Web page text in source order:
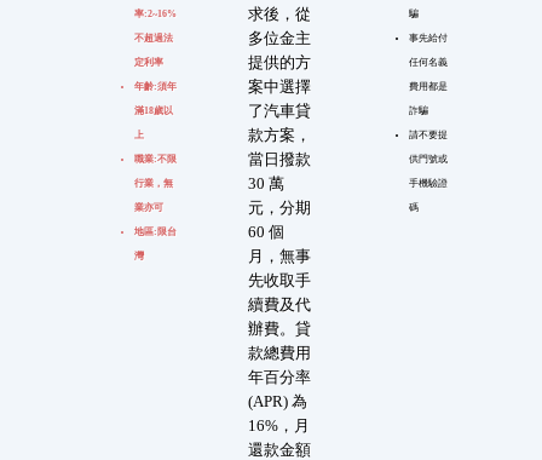
率:2~16%
不超過法
定利率
年齡:須年
滿18歲以
上
職業:不限
行業，無
業亦可
地區:限台
灣
求後，從
多位金主
提供的方
案中選擇
了汽車貸
款方案，
當日撥款
30 萬
元，分期
60 個
月，無事
先收取手
續費及代
辦費。貸
款總費用
年百分率
(APR) 為
16%，月
還款金額
騙
事先給付
任何名義
費用都是
詐騙
請不要提
供門號或
手機驗證
碼